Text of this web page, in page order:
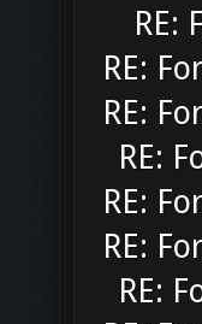
RE:
RE:
RE:
RE:
RE:
RE:
RE: